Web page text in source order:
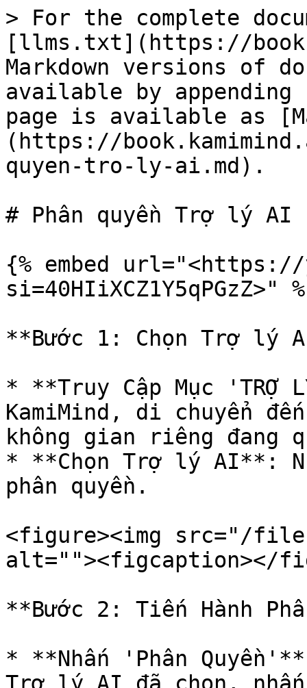
> For the complete
[llms.txt](https://
Markdown versions of
available by
page is available as
(https://
quyen-tro-ly-ai.md).
# Phân quyền Trợ lý AI
{% embed
si=40HIiXCZ1Y5qPGzZ>"
**Bước 1: Chọn Trợ lý
* **Truy Cập Mục
KamiMind, di chuyển
không gian riêng đang
* **Chọn Trợ lý AI**:
phân quyền.
<figure><img src="/files/
alt=""><figcaption></
**Bước 2: Tiến Hành
* **Nhấn 'Phân